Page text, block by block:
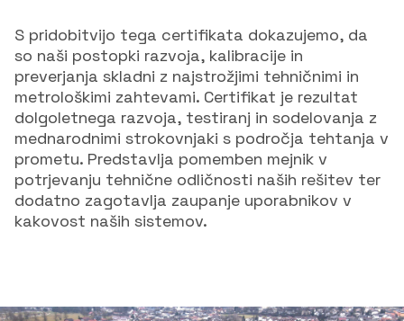
S pridobitvijo tega certifikata dokazujemo, da
so naši postopki razvoja, kalibracije in
preverjanja skladni z najstrožjimi tehničnimi in
metrološkimi zahtevami. Certifikat je rezultat
dolgoletnega razvoja, testiranj in sodelovanja z
mednarodnimi strokovnjaki s področja tehtanja v
prometu. Predstavlja pomemben mejnik v
potrjevanju tehnične odličnosti naših rešitev ter
dodatno zagotavlja zaupanje uporabnikov v
kakovost naših sistemov.